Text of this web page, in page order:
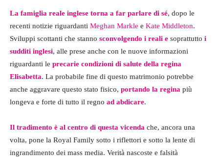
La famiglia reale inglese torna a far parlare di sé, dopo le
recenti notizie riguardanti Meghan Markle e Kate Middleton.
Sviluppi scottanti che stanno sconvolgendo i reali e soprattutto i
sudditi inglesi, alle prese anche con le nuove informazioni
riguardanti le precarie condizioni di salute della regina
Elisabetta. La probabile fine di questo matrimonio potrebbe
anche aggravare questo stato fisico, portando la regina più
longeva e forte di tutto il regno ad abdicare.
Il tradimento è al centro di questa vicenda che, ancora una
volta, pone la Royal Family sotto i riflettori e sotto la lente di
ingrandimento dei mass media. Verità nascoste e falsità